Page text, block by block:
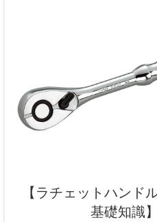
【ラチェットハンド
基礎知識】